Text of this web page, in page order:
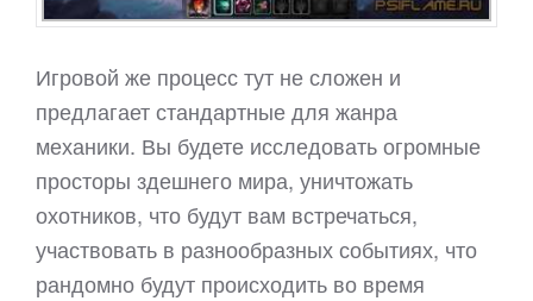
Игровой же процесс тут не сложен и
предлагает стандартные для жанра
механики. Вы будете исследовать огромные
просторы здешнего мира, уничтожать
охотников, что будут вам встречаться,
участвовать в разнообразных событиях, что
рандомно будут происходить во время